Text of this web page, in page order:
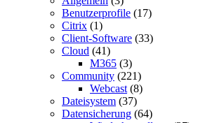
Benutzerprofile (17)
Citrix (1)
Client-Software (33)
Cloud (41)
M365 (3)
Community (221)
Webcast (8)
Dateisystem (37)
Datensicherung (64)